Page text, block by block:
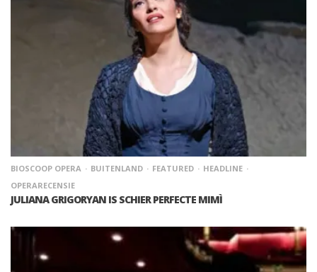
BIOSCOOP OPERA BUITENLAND FEATURED
HEADLINE
OPERARECENSIE
JULIANA GRIGORYAN IS SCHIER PERFECTE MIMÌ